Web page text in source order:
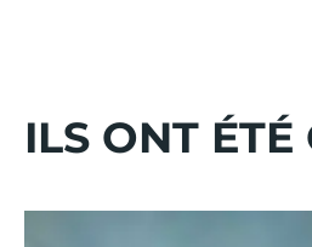
ILS ONT